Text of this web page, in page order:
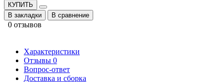
КУПИТЬ
В закладки
В сравнение
0 отзывов
Характеристики
Отзывы 0
Вопрос-ответ
Доставка и сборка